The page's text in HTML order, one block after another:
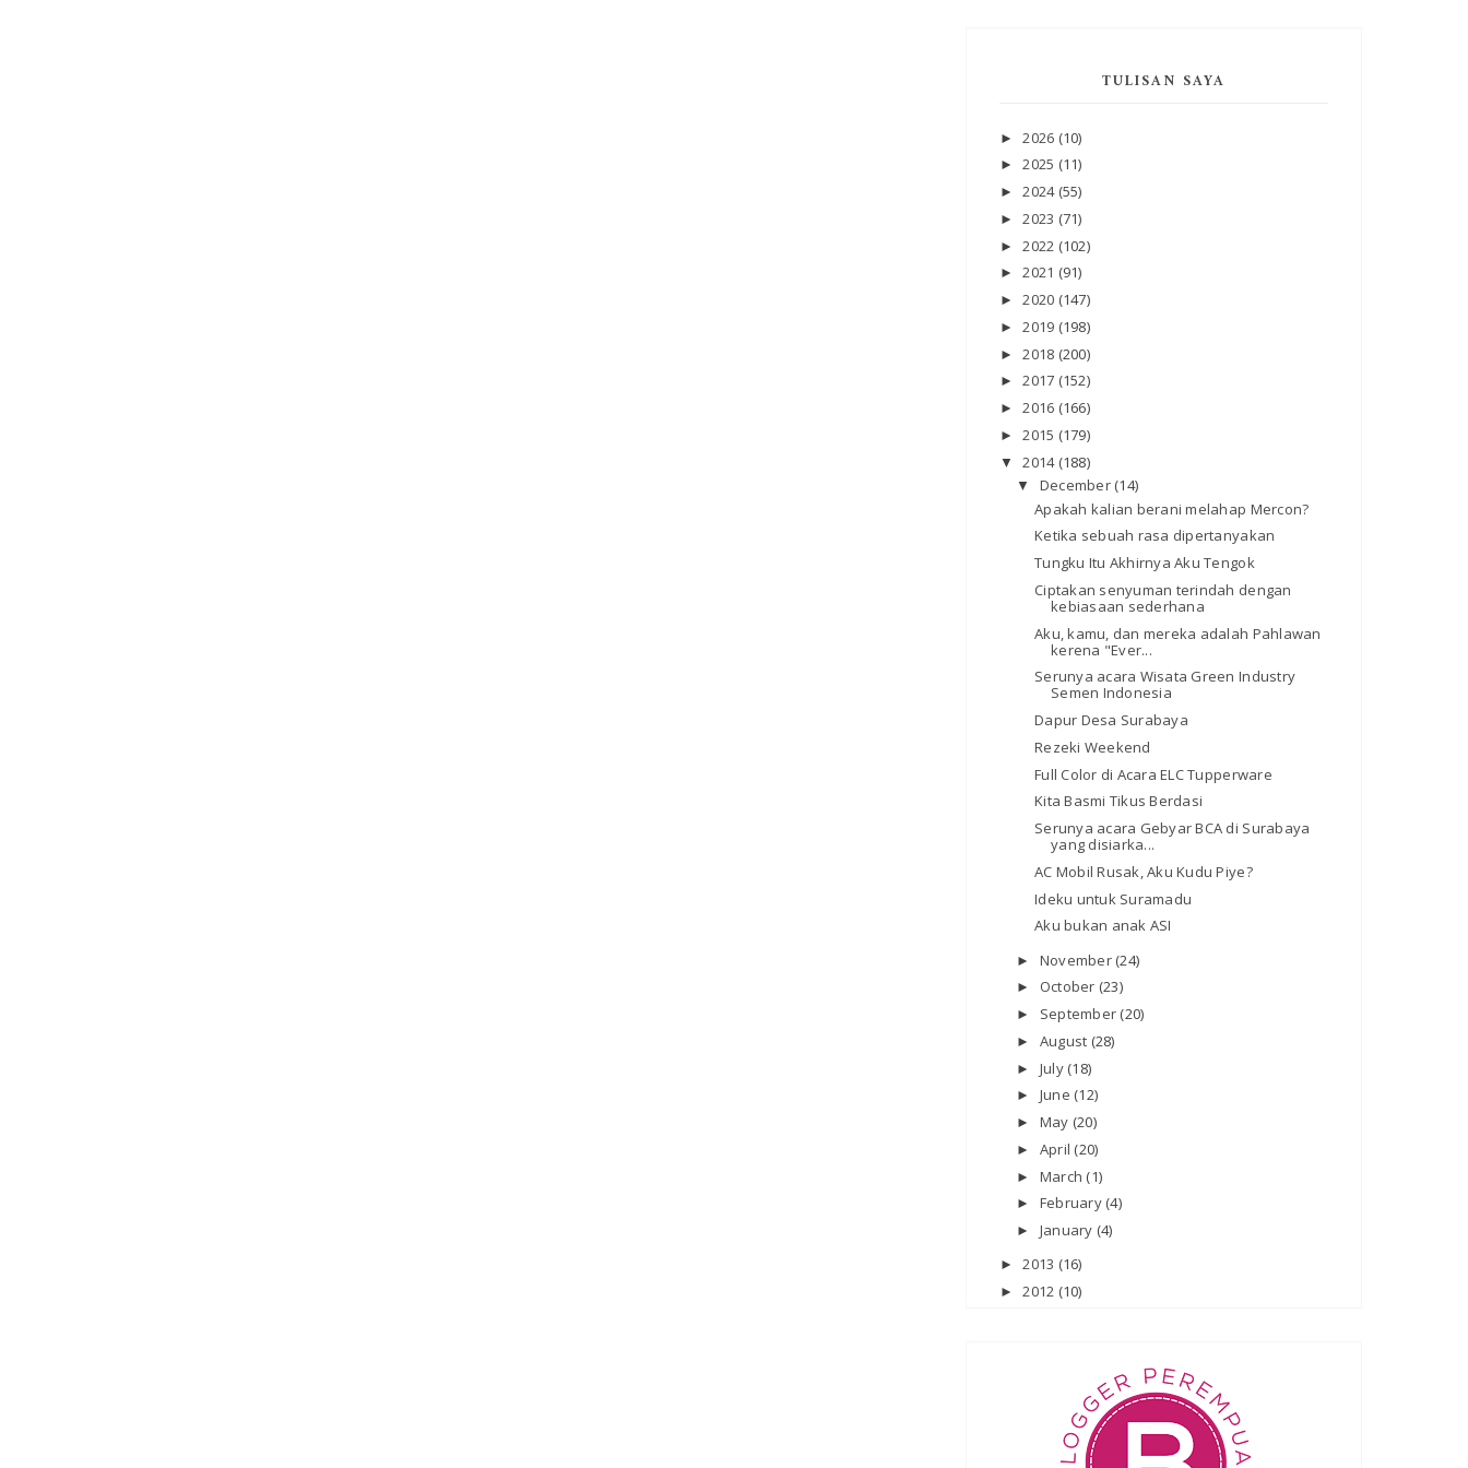
TULISAN SAYA
►2026 (10)
►2025 (11)
►2024 (55)
►2023 (71)
►2022 (102)
►2021 (91)
►2020 (147)
►2019 (198)
►2018 (200)
►2017 (152)
►2016 (166)
►2015 (179)
▼2014 (188)
▼ December (14)
Apakah kalian berani melahap Mercon?
Ketika sebuah rasa dipertanyakan
Tungku Itu Akhirnya Aku Tengok
Ciptakan senyuman terindah dengan
kebiasaan sederhana
Aku, kamu, dan mereka adalah Pahlawan
kerena "Ever...
Serunya acara Wisata Green Industry
Semen Indonesia
Dapur Desa Surabaya
Rezeki Weekend
Full Color di Acara ELC Tupperware
Kita Basmi Tikus Berdasi
Serunya acara Gebyar BCA di Surabaya
yang disiarka...
AC Mobil Rusak, Aku Kudu Piye?
Ideku untuk Suramadu
Aku bukan anak ASI
► November (24)
► October (23)
► September (20)
► August (28)
► July (18)
► June (12)
► May (20)
► April (20)
► March (1)
► February (4)
► January (4)
►2013 (16)
►2012 (10)